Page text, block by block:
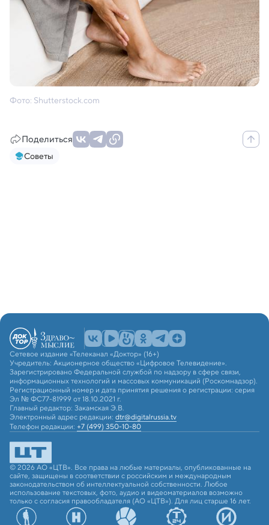
Фото: Shutterstock.com
Поделиться
Советы
Сетевое издание «Телеканал «Доктор» (16+)
Учредитель: Акционерное общество «Цифровое Телевидение».
Зарегистрировано Федеральной службой по надзору в сфере связи,
информационных технологий и массовых коммуникаций (Роскомнадзор).
Регистрационный номер и дата принятия решения о регистрации: серия
Эл № ФС77-81999 от 18.10.2021 г.
Главный редактор: Закамская Э.В.
Электронный адрес редакции: dtr@digitalrussia.tv
Телефон редакции: +7 (499) 350-10-80
© 2026 АО «ЦТВ». Все права на любые материалы, опубликованные на
сайте, защищены в соответствии с российским и международным
законодательством об интеллектуальной собственности. Любое
использование текстовых, фото, аудио и видеоматериалов возможно
только с согласия правообладателя (АО «ЦТВ»). Для лиц старше 16 лет.